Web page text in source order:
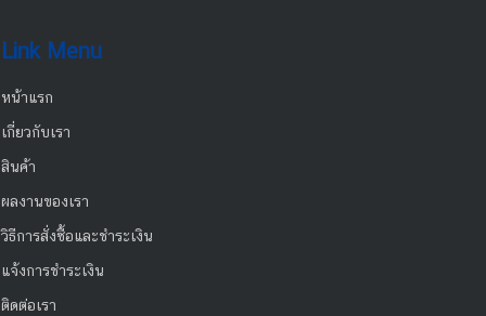
Link Menu
หน้าแรก
เกี่ยวกับเรา
สินค้า
ผลงานของเรา
วิธีการสั่งซื้อและชำระเงิน
แจ้งการชำระเงิน
ติดต่อเรา